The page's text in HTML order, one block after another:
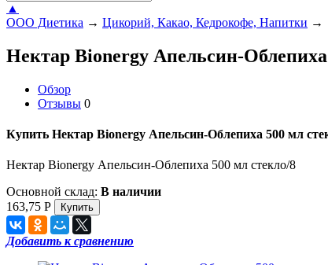
▲
ООО Диетика → Цикорий, Какао, Кедрокофе, Напитки →
Нектар Bionergy Апельсин-Облепиха
Обзор
Отзывы 0
Купить Нектар Bionergy Апельсин-Облепиха 500 мл
Нектар Bionergy Апельсин-Облепиха 500 мл стекло/8
Основной склад: В наличии
163,75 Р
Добавить к сравнению